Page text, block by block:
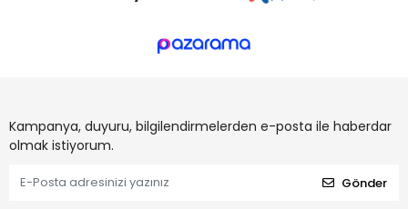
Kampanya, duyuru, bilgilendirmelerden e-posta ile haberdar
olmak istiyorum.
Gönder